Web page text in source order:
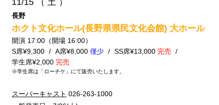
11/15 （ 土 ）
長野
ホクト文化ホール(長野県県民文化会館) 大ホール
開演 17:00（開場 16:00）
S席¥9,300
A席¥8,000 僅少 SS席¥13,000 完売
学生席¥2,000 完売
※学生席は「ローチケ」にて販売いたします。
スーパーキャスト 026-263-1000